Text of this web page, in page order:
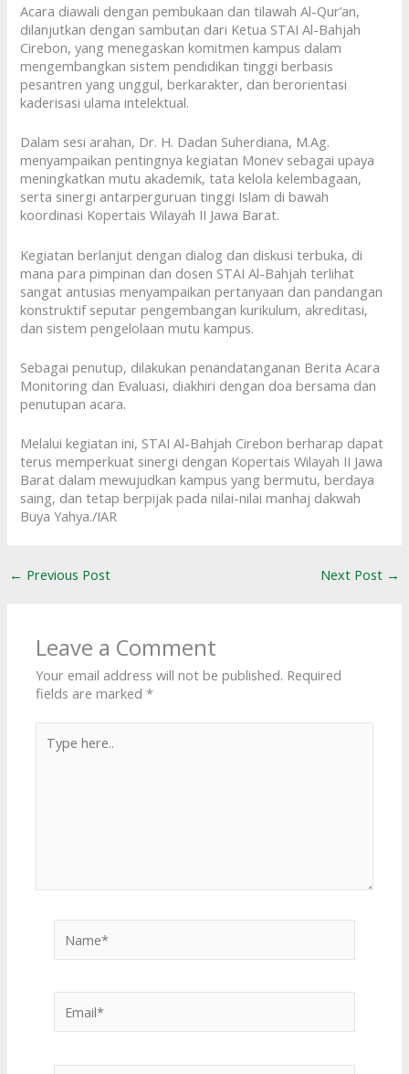
Acara diawali dengan pembukaan dan tilawah Al-Qur’an,
dilanjutkan dengan sambutan dari Ketua STAI Al-Bahjah
Cirebon, yang menegaskan komitmen kampus dalam
mengembangkan sistem pendidikan tinggi berbasis
pesantren yang unggul, berkarakter, dan berorientasi
kaderisasi ulama intelektual.
Dalam sesi arahan, Dr. H. Dadan Suherdiana, M.Ag.
menyampaikan pentingnya kegiatan Monev sebagai upaya
meningkatkan mutu akademik, tata kelola kelembagaan,
serta sinergi antarperguruan tinggi Islam di bawah
koordinasi Kopertais Wilayah II Jawa Barat.
Kegiatan berlanjut dengan dialog dan diskusi terbuka, di
mana para pimpinan dan dosen STAI Al-Bahjah terlihat
sangat antusias menyampaikan pertanyaan dan pandangan
konstruktif seputar pengembangan kurikulum, akreditasi,
dan sistem pengelolaan mutu kampus.
Sebagai penutup, dilakukan penandatanganan Berita Acara
Monitoring dan Evaluasi, diakhiri dengan doa bersama dan
penutupan acara.
Melalui kegiatan ini, STAI Al-Bahjah Cirebon berharap dapat
terus memperkuat sinergi dengan Kopertais Wilayah II Jawa
Barat dalam mewujudkan kampus yang bermutu, berdaya
saing, dan tetap berpijak pada nilai-nilai manhaj dakwah
Buya Yahya./IAR
← Previous Post Next Post →
Leave a Comment
Your email address will not be published. Required
fields are marked*
here..